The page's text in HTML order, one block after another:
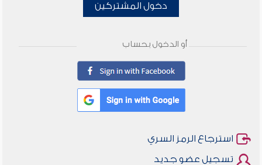
دخول المشتركين
أو الدخول بحساب
استرجاع الرمز السري
تسجيل عضو جديد